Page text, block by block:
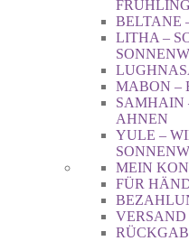
BELTANE
LITHA –
MABON –
SAMHAIN
AHNEN
YULE –
MEIN
FÜR
VERSAND